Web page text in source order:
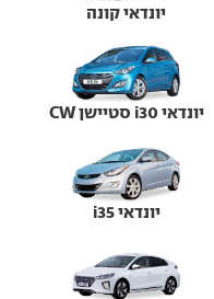
יונדאי קונה
יונדאי i30 סטיישן CW
יונדאי i35